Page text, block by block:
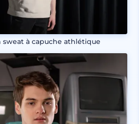
à capuche athlétique